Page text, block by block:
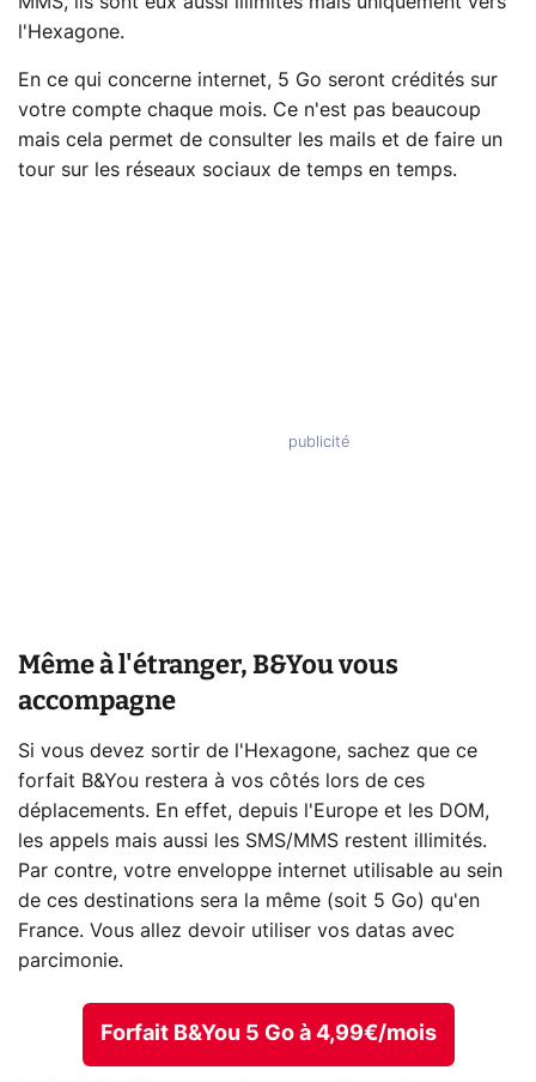
l'Hexagone.
En ce qui concerne internet, 5 Go seront crédités sur
votre compte chaque mois. Ce n'est pas beaucoup
mais cela permet de consulter les mails et de faire un
tour sur les réseaux sociaux de temps en temps.
Même à l'étranger, B&You vous
accompagne
Si vous devez sortir de l'Hexagone, sachez que ce
forfait B&You restera à vos côtés lors de ces
déplacements. En effet, depuis l'Europe et les DOM,
les appels mais aussi les SMS/MMS restent illimités.
Par contre, votre enveloppe internet utilisable au sein
de ces destinations sera la même (soit 5 Go) qu'en
France. Vous allez devoir utiliser vos datas avec
parcimonie.
Forfait B&You 5 Go à 4,99€/mois